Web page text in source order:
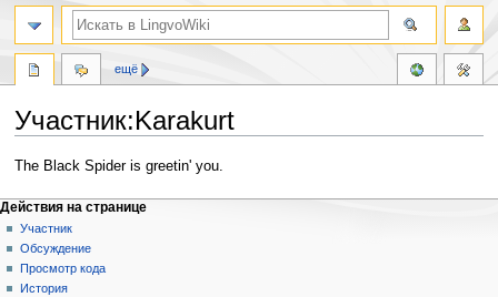
Участник:Karakurt
Перейти
навигации
Перейти
поиску
The Black Spider is greetin' you.
Действия на странице
Участник
Обсуждение
Просмотр кода
История
ещё